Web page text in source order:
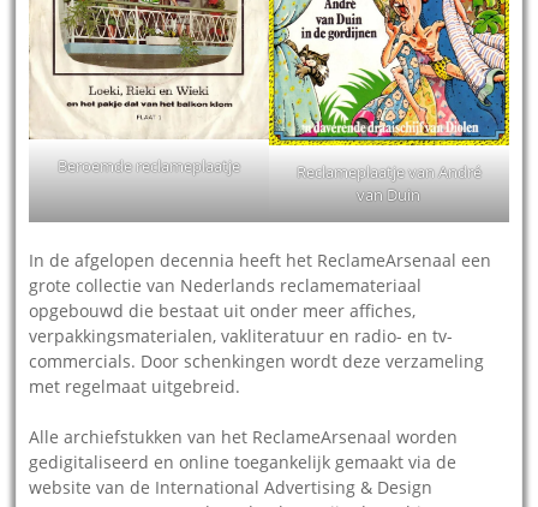
Beroemde reclameplaatje
Reclameplaatje van André
van Duin
In de afgelopen decennia heeft het ReclameArsenaal een
grote collectie van Nederlands reclamemateriaal
opgebouwd die bestaat uit onder meer affiches,
verpakkingsmaterialen, vakliteratuur en radio- en tv-
commercials. Door schenkingen wordt deze verzameling
met regelmaat uitgebreid.
Alle archiefstukken van het ReclameArsenaal worden
gedigitaliseerd en online toegankelijk gemaakt via de
website van de International Advertising & Design